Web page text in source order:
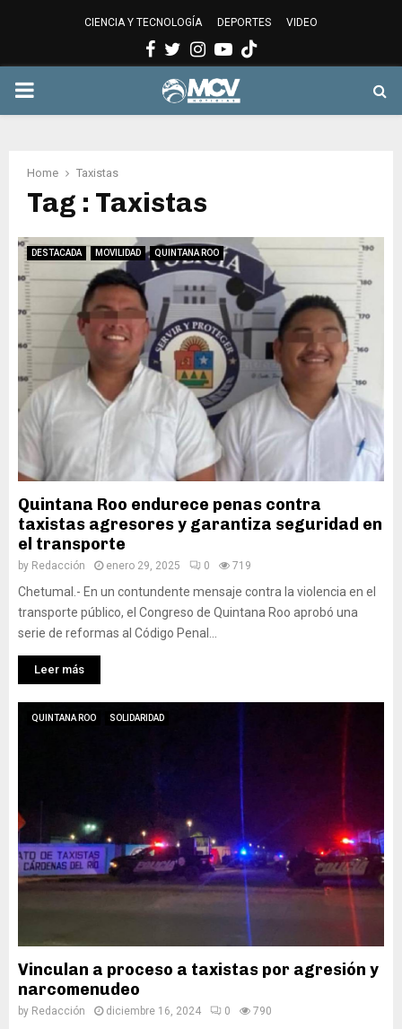
CIENCIA Y TECNOLOGÍA DEPORTES VIDEO
Facebook
Twitter
Instagram
Youtube
PRIMARY
Home Taxistas
Tag : Taxistas
DESTACADA MOVILIDAD QUINTANA ROO
Quintana Roo endurece penas contra
taxistas agresores y garantiza seguridad en
el transporte
by Redacción enero 29, 2025 0 719
Chetumal.- En un contundente mensaje contra la violencia en el
transporte público, el Congreso de Quintana Roo aprobó una
serie de reformas al Código Penal...
Leer más
QUINTANA ROO SOLIDARIDAD
Vinculan a proceso a taxistas por agresión y
narcomenudeo
by Redacción diciembre 16, 2024 0 790